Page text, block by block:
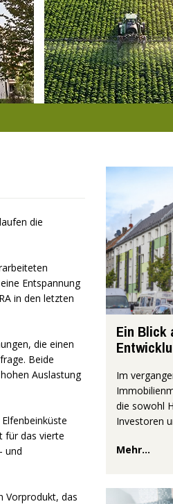
die
Entspannung
in den letzten
die einen
Beide
Auslastung
für das vierte
und
Vorprodukt, das
Ein Blick
Im
die sowohl
Investoren
Mehr...